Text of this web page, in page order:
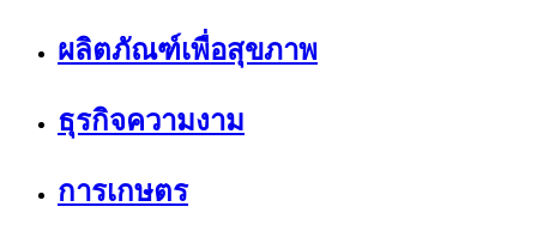
ผลิตภัณฑ์เพื่อสุขภาพ
ธุรกิจความงาม
การเกษตร